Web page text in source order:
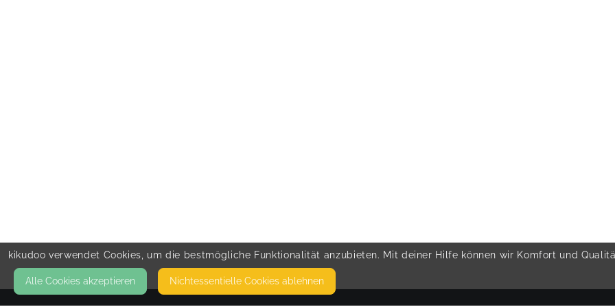
kikudoo verwendet Cookies, um die bestmögliche Funktionalität anzubieten. Mit deiner Hilfe können wir Komfort und
Alle Cookies akzeptieren Nicht­essentielle Cookies ablehnen